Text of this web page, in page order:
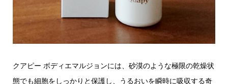
クアピー ボディエマルジョンには、砂漠のような極限の乾燥状
態でも細胞をしっかりと保護し、うるおいを瞬時に吸収する奇